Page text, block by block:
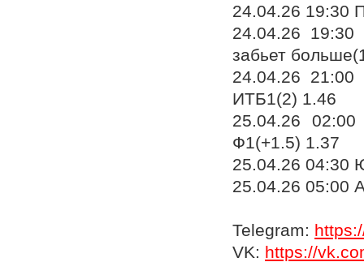
24.04.26 19:30
24.04.26
забьет
24.04.26 21:00
ИТБ1(2) 1.46
25.04.26
Ф1(+1.5) 1.37
25.04.26 04:30
25.04.26 05:00
Telegram:
VK: https://